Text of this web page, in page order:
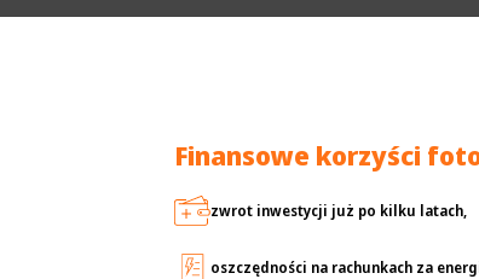
Finansowe korzyści
zwrot inwestycji już po kilku latach,
oszczędności na rachunkach za